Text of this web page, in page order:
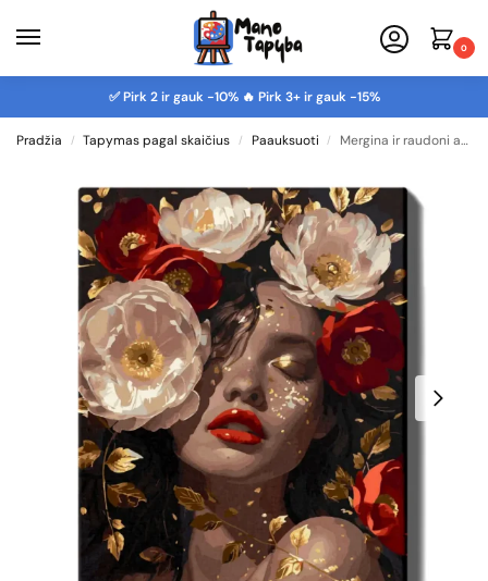
0
✅ Pirk 2 ir gauk -10% 🔥 Pirk 3+ ir gauk -15%
Pradžia / Tapymas pagal skaičius / Paauksuoti / Mergina ir raudoni auksiniai bijūnai